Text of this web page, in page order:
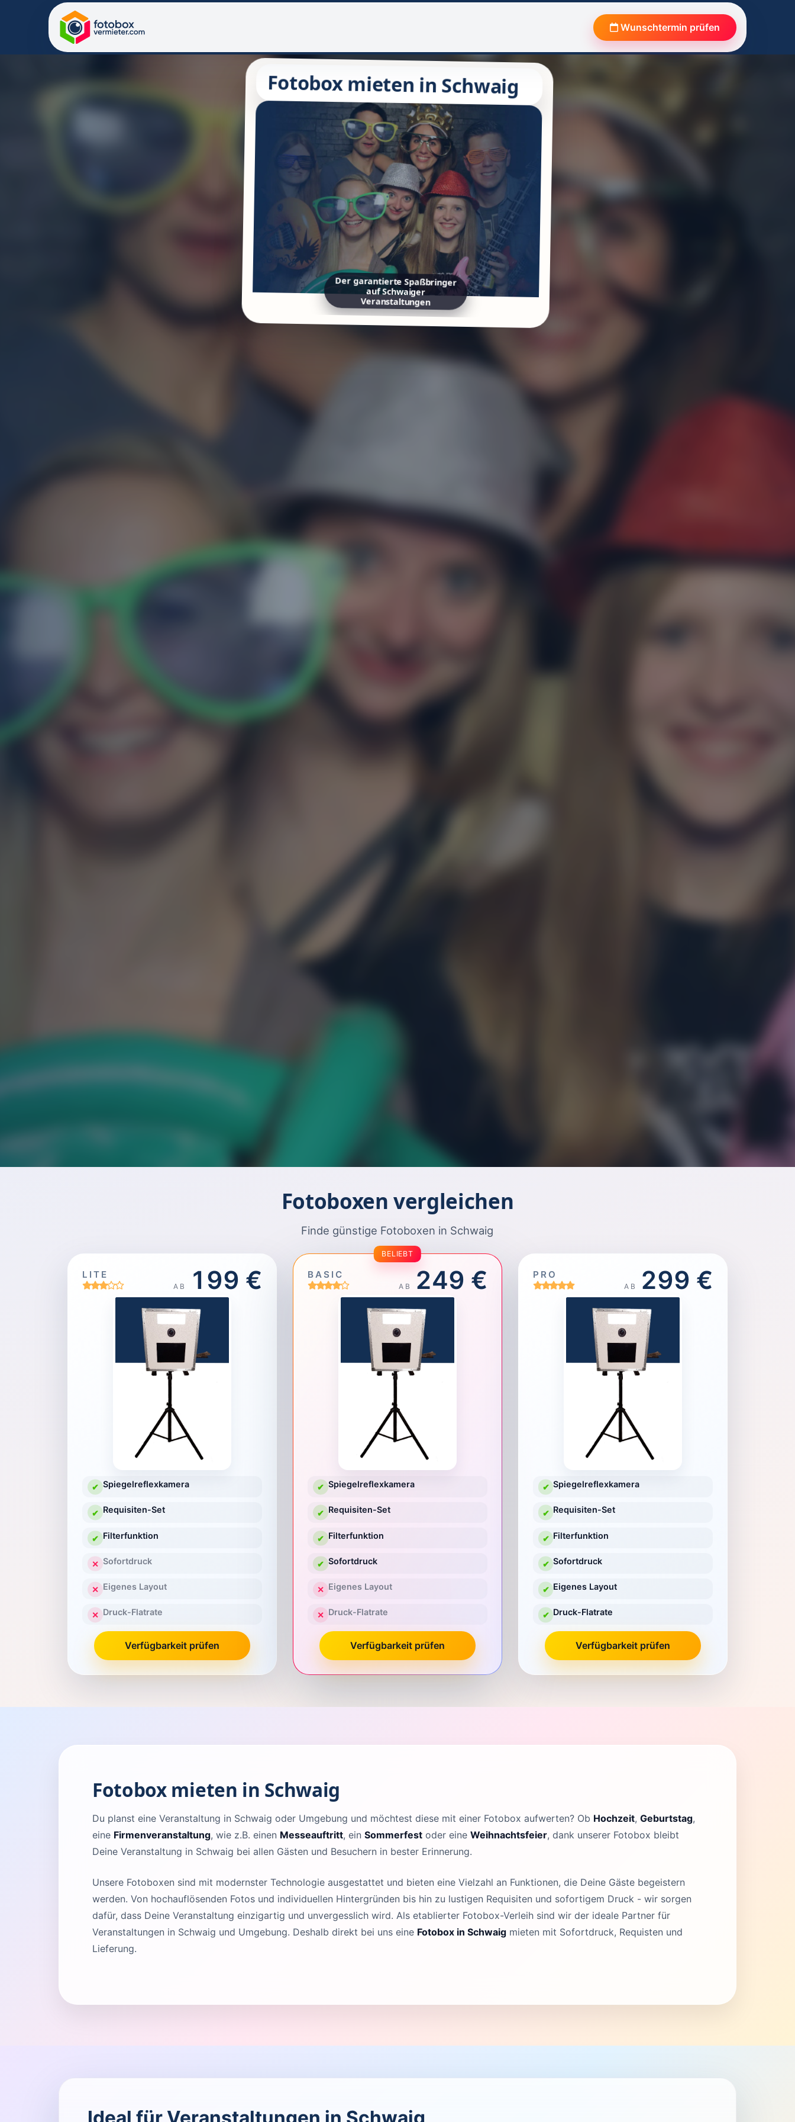
Wunschtermin prüfen
Fotobox mieten in Schwaig
Der garantierte Spaßbringer
auf Schwaiger
Veranstaltungen
Fotoboxen vergleichen
Finde günstige Fotoboxen in Schwaig
LITE
AB 199 €
✔ Spiegelreflexkamera
✔ Requisiten-Set
✔ Filterfunktion
✕ Sofortdruck
✕ Eigenes Layout
✕ Druck-Flatrate
Verfügbarkeit prüfen
BELIEBT
BASIC
AB 249 €
✔ Spiegelreflexkamera
✔ Requisiten-Set
✔ Filterfunktion
✔ Sofortdruck
✕ Eigenes Layout
✕ Druck-Flatrate
Verfügbarkeit prüfen
PRO
AB 299 €
✔ Spiegelreflexkamera
✔ Requisiten-Set
✔ Filterfunktion
✔ Sofortdruck
✔ Eigenes Layout
✔ Druck-Flatrate
Verfügbarkeit prüfen
Fotobox mieten in Schwaig
Du planst eine Veranstaltung in Schwaig oder Umgebung und möchtest diese mit einer Fotobox aufwerten? Ob Hochzeit, Geburtstag,
eine Firmenveranstaltung, wie z.B. einen Messeauftritt, ein Sommerfest oder eine Weihnachtsfeier, dank unserer Fotobox bleibt
Deine Veranstaltung in Schwaig bei allen Gästen und Besuchern in bester Erinnerung.
Unsere Fotoboxen sind mit modernster Technologie ausgestattet und bieten eine Vielzahl an Funktionen, die Deine Gäste begeistern
werden. Von hochauflösenden Fotos und individuellen Hintergründen bis hin zu lustigen Requisiten und sofortigem Druck - wir sorgen
dafür, dass Deine Veranstaltung einzigartig und unvergesslich wird. Als etablierter Fotobox-Verleih sind wir der ideale Partner für
Veranstaltungen in Schwaig und Umgebung. Deshalb direkt bei uns eine Fotobox in Schwaig mieten mit Sofortdruck, Requisten und
Lieferung.